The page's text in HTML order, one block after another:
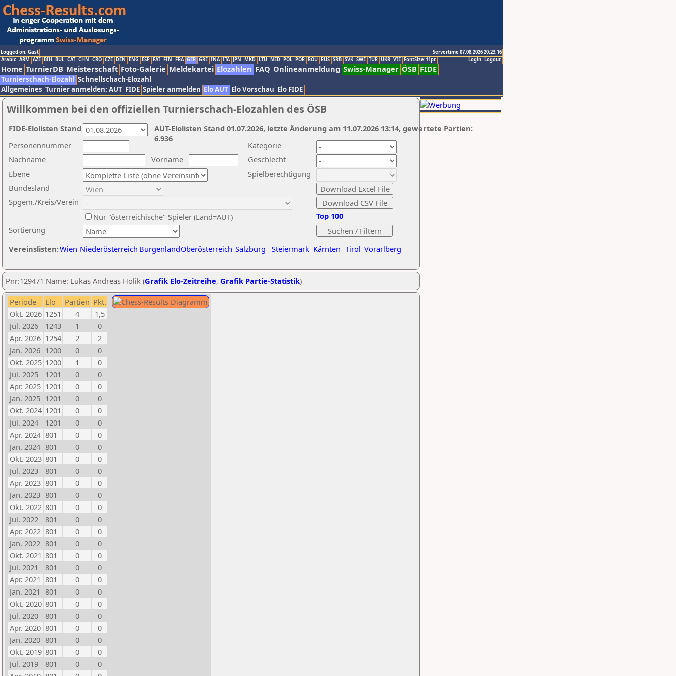
Logged on: Gast
Servertime 07.08.2026 20:23:16
Logout
Login
Arabic ARM AZE BIH BUL CAT CHN CRO CZE DEN ENG ESP FAI FIN FRA GER GRE INA ITA JPN MKD LTU NED POL POR ROU RUS SRB SVK SWE TUR UKR VIE FontSize:11pt
Home TurnierDB Meisterschaft Foto-Galerie Meldekartei Elozahlen FAQ Onlineanmeldung Swiss-Manager ÖSB FIDE
Turnierschach-Elozahl Schnellschach-Elozahl
Allgemeines Turnier anmelden: AUT FIDE Spieler anmelden Elo AUT Elo Vorschau Elo FIDE
Willkommen bei den offiziellen Turnierschach-Elozahlen des ÖSB
Nachname
Vorname
Ebene
Kategorie
Sortierung
Personennummer
Bundesland
Spgem./Kreis/Verein
Geschlecht
Nur "österreichische" Spieler (Land=AUT)
Spielberechtigung
Vereinslisten:Wien Niederösterreich BurgenlandOberösterreich Salzburg Steiermark Kärnten Tirol Vorarlberg
Top 100
AUT-Elolisten Stand 01.07.2026, letzte Änderung am 11.07.2026 13:14, gewertete Partien:
6.936
FIDE-Elolisten Stand
Pnr:129471 Name: Lukas Andreas Holik (Grafik Elo-Zeitreihe, Grafik Partie-Statistik)
Periode Elo Partien Pkt.
Okt. 2026 1251 4
1,5
Jul. 2026
1243 1
0
Apr. 2026 1254 2
2
Jan. 2026 1200 0
0
Okt. 2025 1200 1
0
Jul. 2025
1201 0
0
Apr. 2025 1201 0
0
Jan. 2025 1201 0
0
Okt. 2024 1201 0
0
Jul. 2024
1201 0
0
Apr. 2024 801 0
0
Jan. 2024 801 0
0
Okt. 2023 801 0
0
Jul. 2023
801 0
0
Apr. 2023 801 0
0
Jan. 2023 801 0
0
Okt. 2022 801 0
0
Jul. 2022
801 0
0
Apr. 2022 801 0
0
Jan. 2022 801 0
0
Okt. 2021 801 0
0
Jul. 2021
801 0
0
Apr. 2021 801 0
0
Jan. 2021 801 0
0
Okt. 2020 801 0
0
Jul. 2020
801 0
0
Apr. 2020 801 0
0
Jan. 2020 801 0
0
Okt. 2019 801 0
0
Jul. 2019
801 0
0